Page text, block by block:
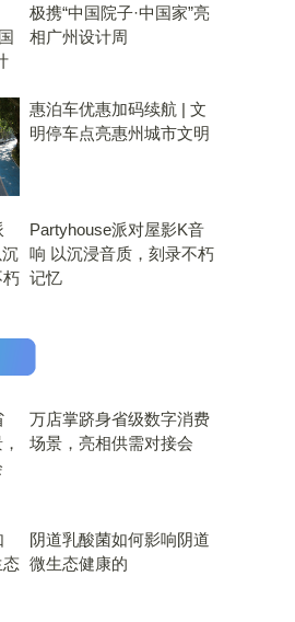
极携“中国院子·中国家”亮
相广州设计周
惠泊车优惠加码续航 | 文
明停车点亮惠州城市文明
Partyhouse派对屋影K音
响 以沉浸音质，刻录不朽
记忆
万店掌跻身省级数字消费
场景，亮相供需对接会
​阴道乳酸菌如何影响阴道
微生态健康的